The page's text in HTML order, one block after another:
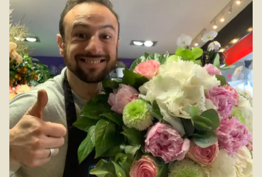
belle saison de l'année. Composé de fleurs estivales, le
Bouquet Été est disponible à la livraison à Toulouse et dans
ses environs.